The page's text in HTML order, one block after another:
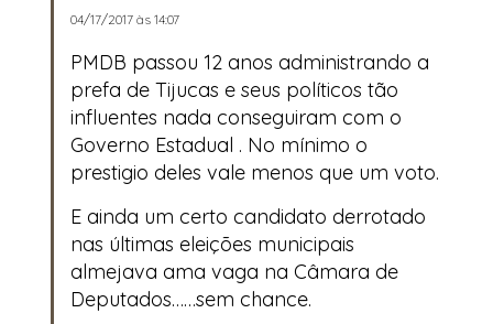
04/17/2017 às 14:07
PMDB passou 12 anos administrando a
prefa de Tijucas e seus políticos tão
influentes nada conseguiram com o
Governo Estadual . No mínimo o
prestigio deles vale menos que um voto.
E ainda um certo candidato derrotado
nas últimas eleições municipais
almejava ama vaga na Câmara de
Deputados……sem chance.